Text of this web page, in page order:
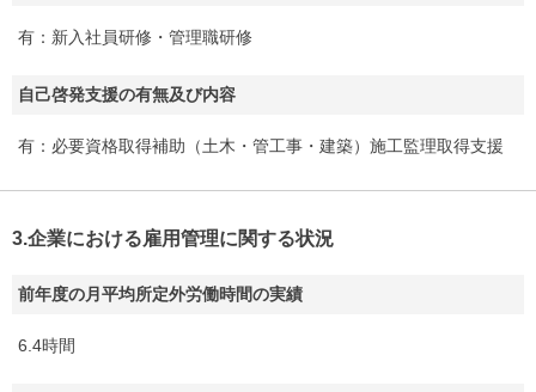
有：新入社員研修・管理職研修
自己啓発支援の有無及び内容
有：必要資格取得補助（土木・管工事・建築）施工監理取得支援
3.企業における雇用管理に関する状況
前年度の月平均所定外労働時間の実績
6.4時間